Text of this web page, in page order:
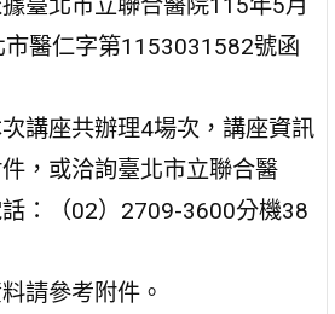
市醫仁字第1153031582號函
講座共辦理4場次，講座資訊
，或洽詢臺北市立聯合醫
話：（02）2709-3600分機38
請參考附件。